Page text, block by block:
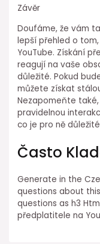
Závěr
Doufáme, že vám
lepší přehled o
YouTube. Získání
reagují na vaše
důležité. Pokud
můžete získat
Nezapomeňte také,
pravidelnou
co je pro ně
Často
Generate in the
questions about
questions as h3
předplatitele na